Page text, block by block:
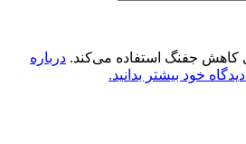
کاهش جفنگ استفاده می‌کند. درباره
خود بیشتر بدانید.